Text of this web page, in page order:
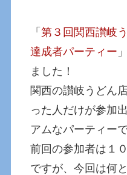
「第３回関西讃岐
達成者パーティー
ました！
関西の讃岐うどん
った人だけが参加
アムなパーティーで
前回の参加者は１
ですが、今回は何